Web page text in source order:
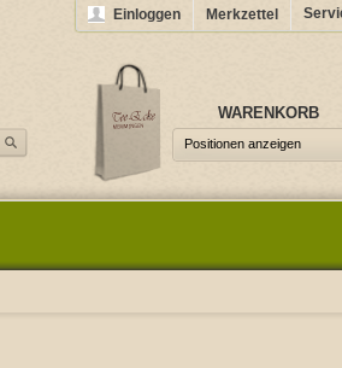
Einloggen Merkzettel
WARENKORB
Positionen anzeigen